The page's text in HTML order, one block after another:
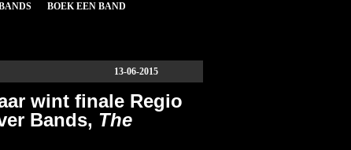
BOEK EEN BAND
13-06-2015
wint finale Regio
Bands, The